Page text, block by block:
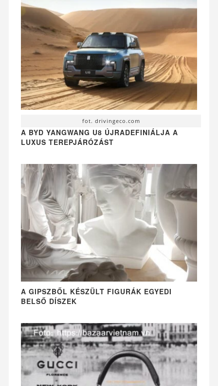
fot. drivingeco.com
A BYD YANGWANG U8 ÚJRADEFINIÁLJA A
LUXUS TEREPJÁRÓZÁST
A GIPSZBŐL KÉSZÜLT FIGURÁK EGYEDI
BELSŐ DÍSZEK